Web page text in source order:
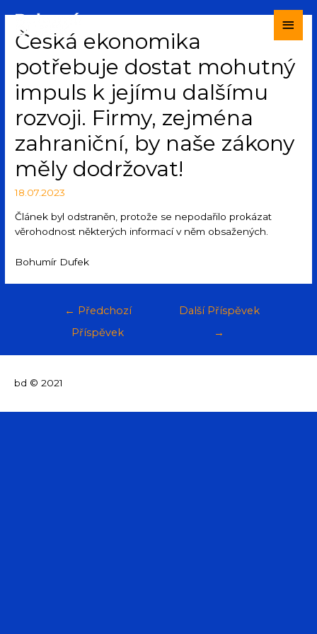
Česká ekonomika
potřebuje dostat mohutný
impuls k jejímu dalšímu
rozvoji. Firmy, zejména
zahraniční, by naše zákony
měly dodržovat!
18.07.2023
Článek byl odstraněn, protože se nepodařilo prokázat
věrohodnost některých informací v něm obsažených.
Bohumír Dufek
← Předchozí
Příspěvek
Další Příspěvek
→
bd © 2021